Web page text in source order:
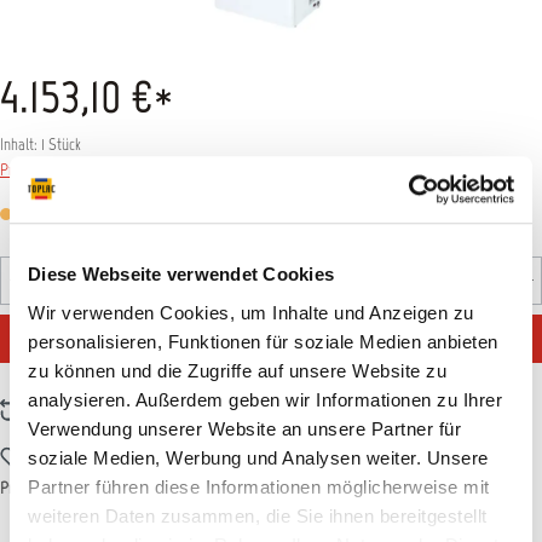
Diese Webseite verwendet Cookies
Wir verwenden Cookies, um Inhalte und Anzeigen zu
personalisieren, Funktionen für soziale Medien anbieten
zu können und die Zugriffe auf unsere Website zu
analysieren. Außerdem geben wir Informationen zu Ihrer
Verwendung unserer Website an unsere Partner für
soziale Medien, Werbung und Analysen weiter. Unsere
Partner führen diese Informationen möglicherweise mit
weiteren Daten zusammen, die Sie ihnen bereitgestellt
4.153,10 €*
Inhalt: 1 Stück
Preise inkl. MwSt. zzgl. Versandkosten
Produkt Anzahl: Gib den gewünschten Wert ein oder
IN DEN WARENKORB
Zum Vergleich hinzufügen
Zum Merkzettel hinzufügen
Produktnummer:T017881